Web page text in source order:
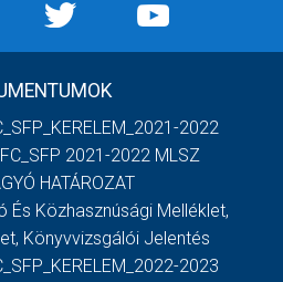
2022
2021-2022 MLSZ
HATÁROZAT
És Közhasznúsági Melléklet,
Könyvvizsgálói Jelentés
2023